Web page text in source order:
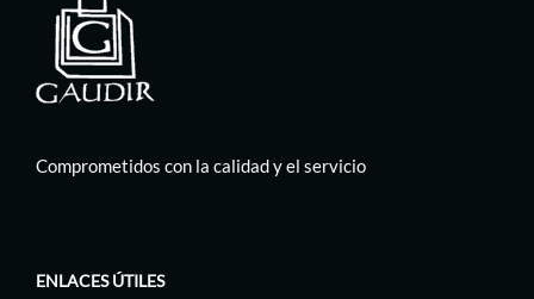
Comprometidos con la calidad y el servicio
ENLACES ÚTILES